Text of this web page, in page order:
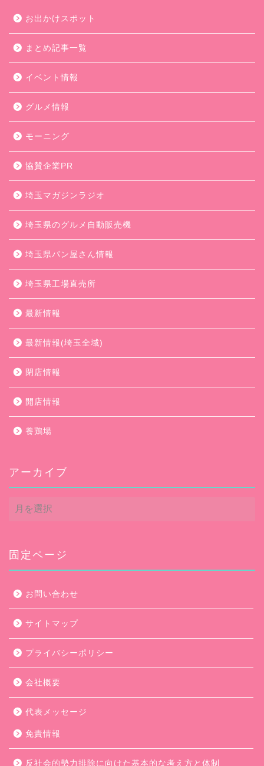
お出かけスポット
まとめ記事一覧
イベント情報
グルメ情報
モーニング
協賛企業PR
埼玉マガジンラジオ
埼玉県のグルメ自動販売機
埼玉県パン屋さん情報
埼玉県工場直売所
最新情報
最新情報(埼玉全域)
閉店情報
開店情報
養鶏場
アーカイブ
ア
ー
ブ
固定ページ
お問い合わせ
サイトマップ
プライバシーポリシー
会社概要
代表メッセージ
免責情報
反社会的勢力排除に向けた基本的な考え方と体制